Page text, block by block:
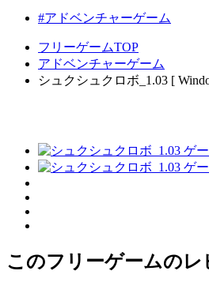
#アドベンチャーゲーム
フリーゲームTOP
アドベンチャーゲーム
シュクシュクロボ_1.03 [
このフリーゲームのレ